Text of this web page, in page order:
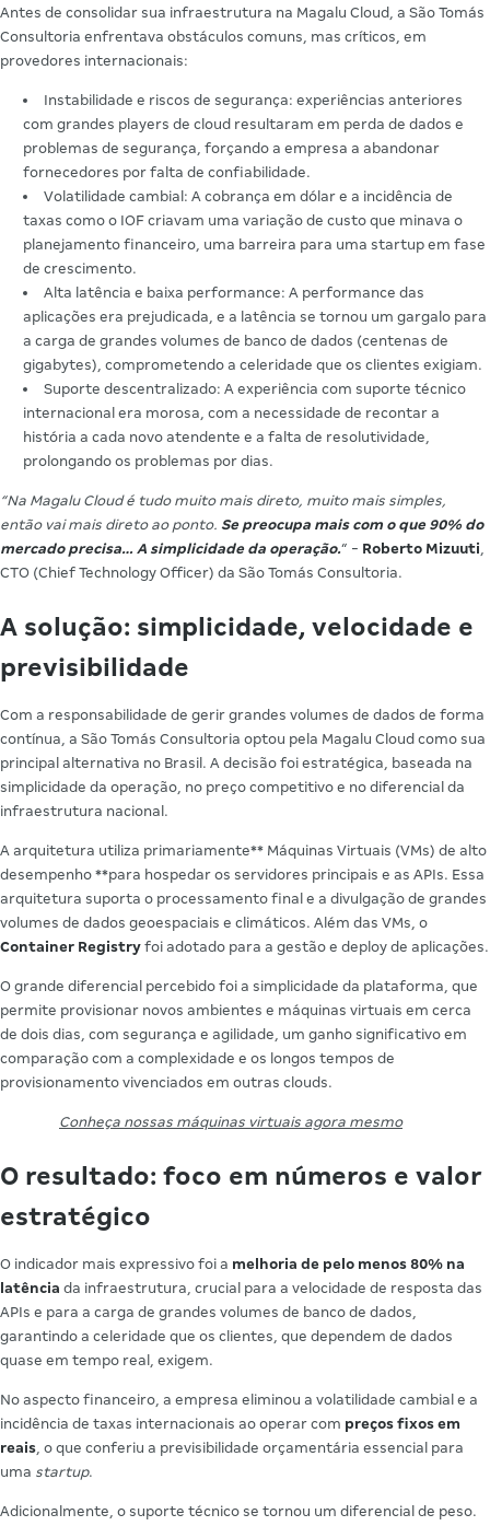
Antes de consolidar sua infraestrutura na Magalu Cloud, a São Tomás
Consultoria enfrentava obstáculos comuns, mas críticos, em
provedores internacionais:
Instabilidade e riscos de segurança: experiências anteriores
com grandes players de cloud resultaram em perda de dados e
problemas de segurança, forçando a empresa a abandonar
fornecedores por falta de confiabilidade.
Volatilidade cambial: A cobrança em dólar e a incidência de
taxas como o IOF criavam uma variação de custo que minava o
planejamento financeiro, uma barreira para uma startup em fase
de crescimento.
Alta latência e baixa performance: A performance das
aplicações era prejudicada, e a latência se tornou um gargalo para
a carga de grandes volumes de banco de dados (centenas de
gigabytes), comprometendo a celeridade que os clientes exigiam.
Suporte descentralizado: A experiência com suporte técnico
internacional era morosa, com a necessidade de recontar a
história a cada novo atendente e a falta de resolutividade,
prolongando os problemas por dias.
“Na Magalu Cloud é tudo muito mais direto, muito mais simples,
então vai mais direto ao ponto. Se preocupa mais com o que 90% do
mercado precisa… A simplicidade da operação.“ - Roberto Mizuuti
CTO (Chief Technology Officer) da São Tomás Consultoria.
A solução: simplicidade, velocidade e
previsibilidade
Com a responsabilidade de gerir grandes volumes de dados de forma
contínua, a São Tomás Consultoria optou pela Magalu Cloud como sua
principal alternativa no Brasil. A decisão foi estratégica, baseada na
simplicidade da operação, no preço competitivo e no diferencial da
infraestrutura nacional.
A arquitetura utiliza primariamente** Máquinas Virtuais (VMs) de alto
desempenho **para hospedar os servidores principais e as APIs. Essa
arquitetura suporta o processamento final e a divulgação de grandes
volumes de dados geoespaciais e climáticos. Além das VMs, o
Container Registry foi adotado para a gestão e deploy de aplicações.
O grande diferencial percebido foi a simplicidade da plataforma, que
permite provisionar novos ambientes e máquinas virtuais em cerca
de dois dias, com segurança e agilidade, um ganho significativo em
comparação com a complexidade e os longos tempos de
provisionamento vivenciados em outras clouds.
Conheça nossas máquinas virtuais agora mesmo
O resultado: foco em números e valor
estratégico
O indicador mais expressivo foi a melhoria de pelo menos 80% na
latência da infraestrutura, crucial para a velocidade de resposta das
APIs e para a carga de grandes volumes de banco de dados,
garantindo a celeridade que os clientes, que dependem de dados
quase em tempo real, exigem.
No aspecto financeiro, a empresa eliminou a volatilidade cambial e a
incidência de taxas internacionais ao operar com preços fixos em
reais, o que conferiu a previsibilidade orçamentária essencial para
uma startup.
Adicionalmente, o suporte técnico se tornou um diferencial de peso.